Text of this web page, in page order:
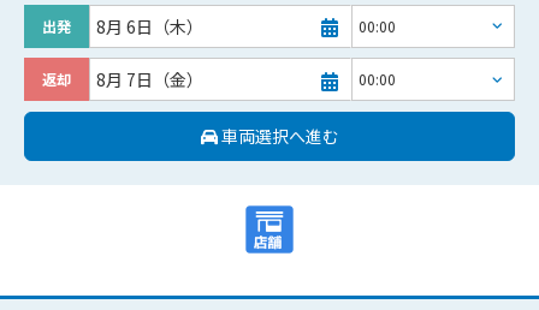
出発 8月 6日（木）
返却 8月 7日（金）
車両選択へ進む